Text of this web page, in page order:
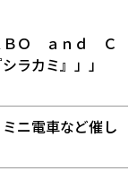
ＢＯ ａｎｄ Ｃ
ラカミ』」」
ニ電車など催し